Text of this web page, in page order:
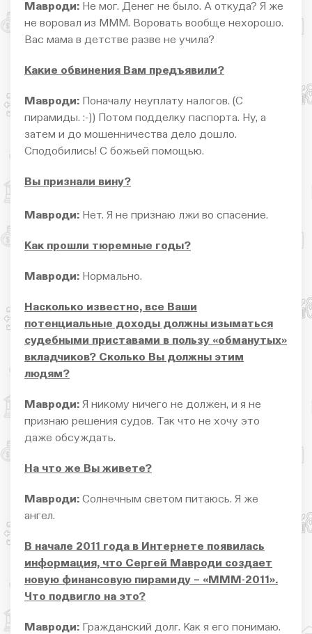
Мавроди: Не мог. Денег не было. А откуда? Я же
не воровал из МММ. Воровать вообще нехорошо.
Вас мама в детстве разве не учила?
Какие обвинения Вам предъявили?
Мавроди:
Поначалу неуплату налогов. (С
пирамиды. :-)) Потом подделку паспорта. Ну, а
затем и до мошенничества дело дошло.
Сподобились! С божьей помощью.
Вы признали вину?
Мавроди: Нет. Я не признаю лжи во спасение.
Как прошли тюремные годы?
Мавроди: Нормально.
Насколько известно, все Ваши
потенциальные доходы должны изыматься
судебными приставами в пользу «обманутых»
вкладчиков? Сколько Вы должны этим
людям?
Мавроди: Я никому ничего не должен, и я не
признаю решения судов. Так что не хочу это
даже обсуждать.
На что же Вы живете?
Мавроди: Солнечным светом питаюсь. Я же
ангел.
В начале 2011 года в Интернете появилась
информация, что Сергей Мавроди создает
новую финансовую пирамиду – «МММ-2011».
Что подвигло на это?
Мавроди:
Гражданский долг. Как я его понимаю.